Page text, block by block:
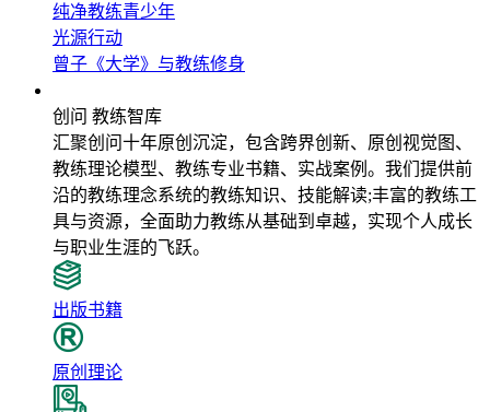
纯净教练青少年
光源行动
曾子《大学》与教练修身
创问 教练智库
汇聚创问十年原创沉淀，包含跨界创新、原创视觉图、
教练理论模型、教练专业书籍、实战案例。我们提供前
沿的教练理念系统的教练知识、技能解读;丰富的教练工
具与资源，全面助力教练从基础到卓越，实现个人成长
与职业生涯的飞跃。
出版书籍
原创理论